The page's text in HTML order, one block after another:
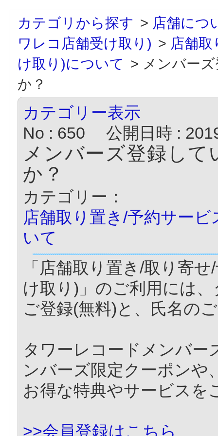
カテゴリから探す > 店舗につ
ワレコ店舗受け取り) > 店舗
け取り)について > メンバー
か？
カテゴリー表示
No : 650
公開日時 :
メンバーズ登録し
か？
カテゴリー：
店舗取り置き/予約サー
いて
「店舗取り置き/取り寄
け取り)」のご利用には
ご登録(無料)と、氏名の
タワーレコードメンバー
ンバーズ限定クーポンや
お得な特典やサービスを
>>会員登録はこちら